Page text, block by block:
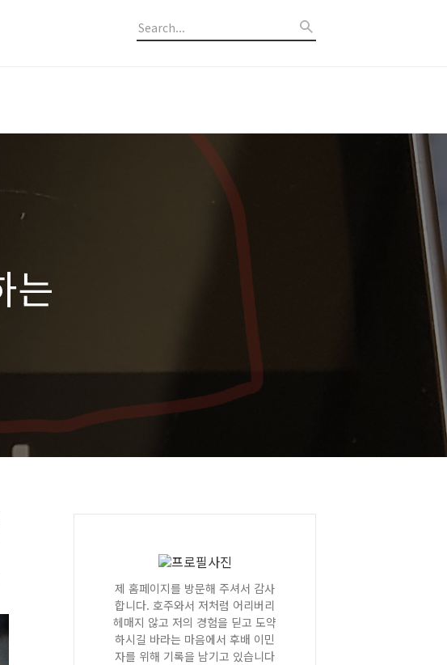
제 홈페이지를 방문해 주셔서 감사
합니다. 호주와서 저처럼 어리버리
헤매지 않고 저의 경험을 딛고 도약
하시길 바라는 마음에서 후배 이민
자를 위해 기록을 남기고 있습니다